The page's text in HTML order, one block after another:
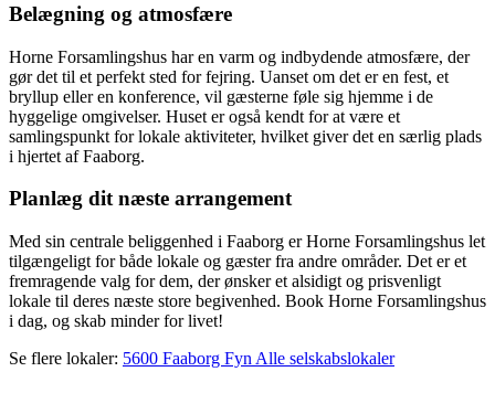
Belægning og atmosfære
Horne Forsamlingshus har en varm og indbydende atmosfære, der
gør det til et perfekt sted for fejring. Uanset om det er en fest, et
bryllup eller en konference, vil gæsterne føle sig hjemme i de
hyggelige omgivelser. Huset er også kendt for at være et
samlingspunkt for lokale aktiviteter, hvilket giver det en særlig plads
i hjertet af Faaborg.
Planlæg dit næste arrangement
Med sin centrale beliggenhed i Faaborg er Horne Forsamlingshus let
tilgængeligt for både lokale og gæster fra andre områder. Det er et
fremragende valg for dem, der ønsker et alsidigt og prisvenligt
lokale til deres næste store begivenhed. Book Horne Forsamlingshus
i dag, og skab minder for livet!
Se flere lokaler: 5600 Faaborg Fyn Alle selskabslokaler